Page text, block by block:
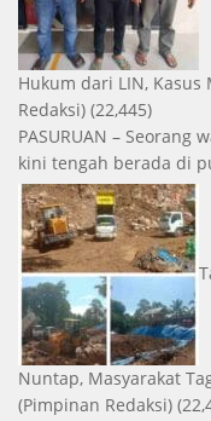
Hukum dari LIN,
Redaksi) (22,445)
PASURUAN – Seorang
kini tengah berada di
Nuntap, Masyarakat
(Pimpinan Redaksi)